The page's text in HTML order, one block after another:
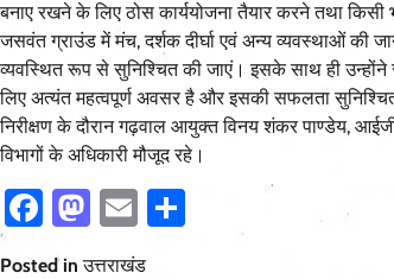
बनाए रखने के लिए ठोस कार्ययोजना तैयार करने तथा
जसवंत ग्राउंड में मंच, दर्शक दीर्घा एवं अन्य व्यवस्थाओं की
व्यवस्थित रूप से सुनिश्चित की जाएं। इसके साथ ही उन्होंने
लिए अत्यंत महत्वपूर्ण अवसर है और इसकी सफलता सुनिश्चित
निरीक्षण के दौरान गढ़वाल आयुक्त विनय शंकर पाण्डेय,
विभागों के अधिकारी मौजूद रहे।
Facebook
Mastodon
Email
Posted inउत्तराखंड